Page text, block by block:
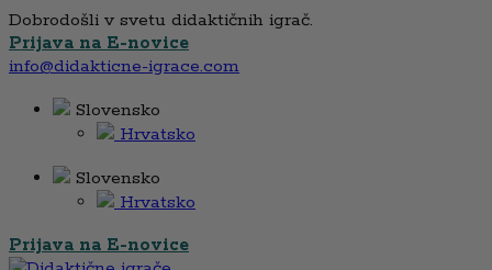
Dobrodošli v svetu didaktičnih igrač.
Prijava na E-novice
info@didakticne-igrace.com
Slovensko
Hrvatsko
Slovensko
Hrvatsko
Prijava na E-novice